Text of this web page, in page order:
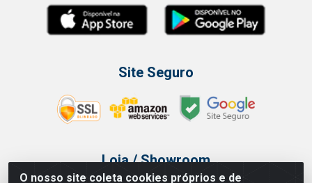
O nosso site coleta cookies próprios e de
Site Seguro
Loja / Showroom